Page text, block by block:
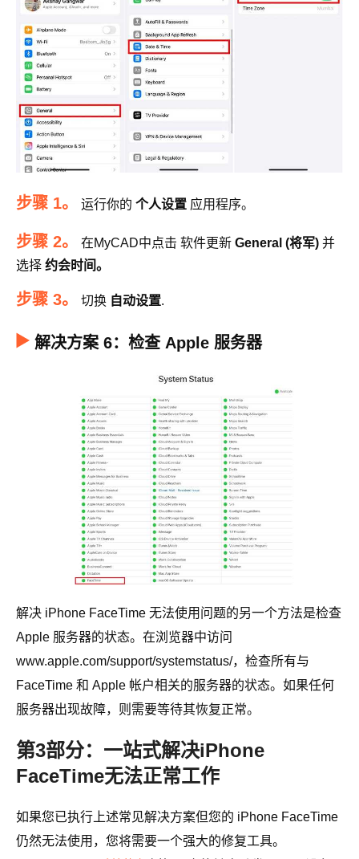
步骤 1。 运行你的 个人设置 应用程序。
步骤 2。 在MyCAD中点击 软件更新 General (将军) 并
选择 约会时间。
步骤 3。 切换 自动设置.
解决方案 6：检查 Apple 服务器
解决 iPhone FaceTime 无法使用问题的另一个方法是检查
Apple 服务器的状态。在浏览器中访问
www.apple.com/support/systemstatus/，检查所有与
FaceTime 和 Apple 帐户相关的服务器的状态。如果任何
服务器出现故障，则需要等待其恢复正常。
第3部分：一站式解决iPhone
FaceTime无法正常工作
如果您已执行上述常见解决方案但您的 iPhone FaceTime
仍然无法使用，您将需要一个强大的修复工具。